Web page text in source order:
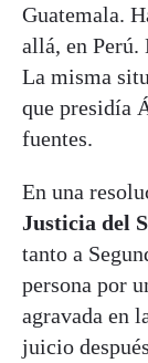
Guatemala.
allá, en Perú.
La misma
que presidía
fuentes.
En una
Justicia del
tanto a
persona por
agravada en
juicio